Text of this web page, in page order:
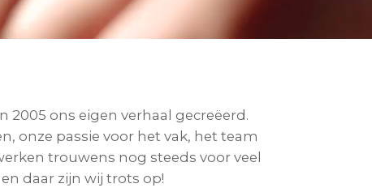
ons eigen verhaal gecreëerd.
onze passie voor het vak, het team
trouwens nog steeds voor veel
daar zijn wij trots op!